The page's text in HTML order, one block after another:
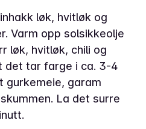
løk, hvitløk og
Varm opp solsikkeolje
løk, hvitløk, chili og
det tar farge i ca. 3-4
gurkemeie, garam
La det surre